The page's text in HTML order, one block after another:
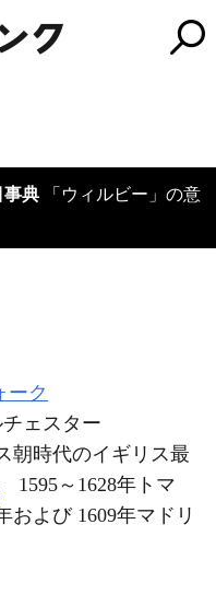
事典 「ウィルビー」の意
ーク
チェスター
朝時代のイギリス最
1595～1628年トマ
および 1609年マドリ